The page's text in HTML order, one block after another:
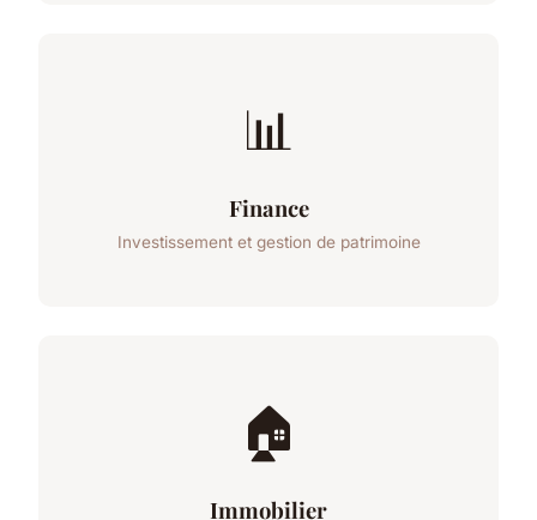
📊
Finance
Investissement et gestion de patrimoine
🏠
Immobilier